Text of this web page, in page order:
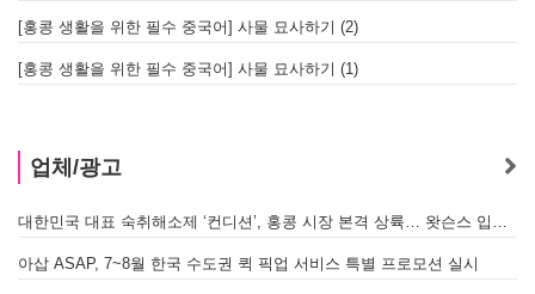
[홍콩 생활을 위한 필수 중국어] 사물 묘사하기 (2)
[홍콩 생활을 위한 필수 중국어] 사물 묘사하기 (1)
업체/광고
아삽 ASAP, 7~8월 한국 수도권 퀵 픽업 서비스 특별 프로모션 실시